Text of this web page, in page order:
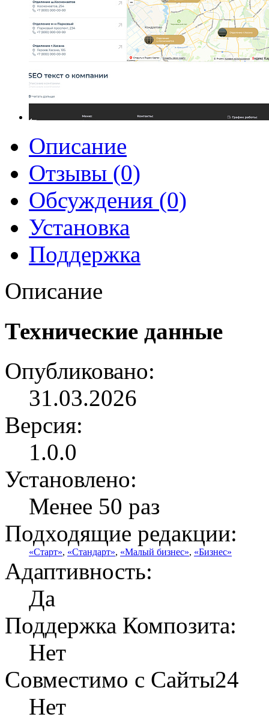
Описание
Отзывы (0)
Обсуждения (0)
Установка
Поддержка
Описание
Технические данные
Опубликовано:
31.03.2026
Версия:
1.0.0
Установлено:
Менее 50 раз
Подходящие редакции:
«Старт», «Стандарт», «Малый бизнес», «Бизнес»
Адаптивность:
Да
Поддержка Композита:
Нет
Совместимо с Сайты24
Нет